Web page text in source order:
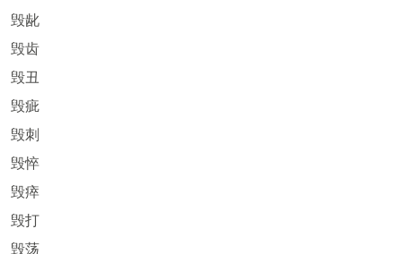
毁龀
毁齿
毁丑
毁疵
毁刺
毁悴
毁瘁
毁打
毁荡